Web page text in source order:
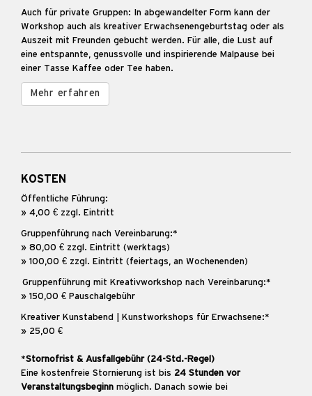
Auch für private Gruppen: In abgewandelter Form kann der
Workshop auch als kreativer Erwachsenengeburtstag oder als
Auszeit mit Freunden gebucht werden. Für alle, die Lust auf
eine entspannte, genussvolle und inspirierende Malpause bei
einer Tasse Kaffee oder Tee haben.
Mehr erfahren
KOSTEN
Öffentliche Führung:
» 4,00 € zzgl. Eintritt
Gruppenführung nach Vereinbarung:*
» 80,00 € zzgl. Eintritt (werktags)
» 100,00 € zzgl. Eintritt (feiertags, an Wochenenden)
Gruppenführung mit Kreativworkshop nach Vereinbarung:*
» 150,00 € Pauschalgebühr
Kreativer Kunstabend | Kunstworkshops für Erwachsene:*
» 25,00 €
*Stornofrist & Ausfallgebühr (24-Std.-Regel)
Eine kostenfreie Stornierung ist bis 24 Stunden vor
Veranstaltungsbeginn möglich. Danach sowie bei